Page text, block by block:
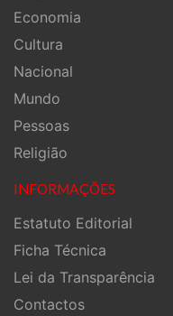
Economia
Cultura
Nacional
Mundo
Pessoas
Religião
INFORMAÇÕES
Estatuto Editorial
Ficha Técnica
Lei da Transparência
Contactos